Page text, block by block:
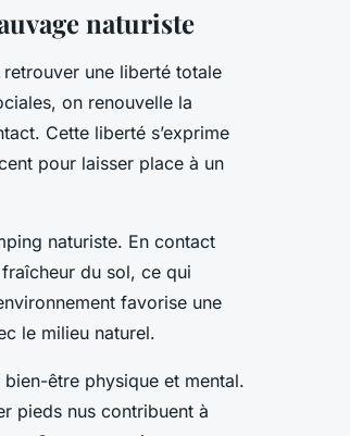
naturiste
une liberté totale
on renouvelle la
Cette liberté s’exprime
pour laisser place à un
naturiste. En contact
du sol, ce qui
favorise une
le milieu naturel.
être physique et mental.
pieds nus contribuent à